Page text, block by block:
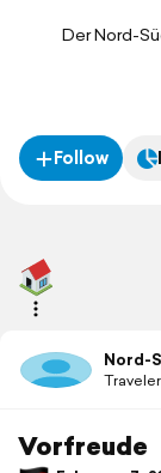
Der Nord-
Haldenwanger
viele der
Follow
Nord-
Traveler
Vorfreude